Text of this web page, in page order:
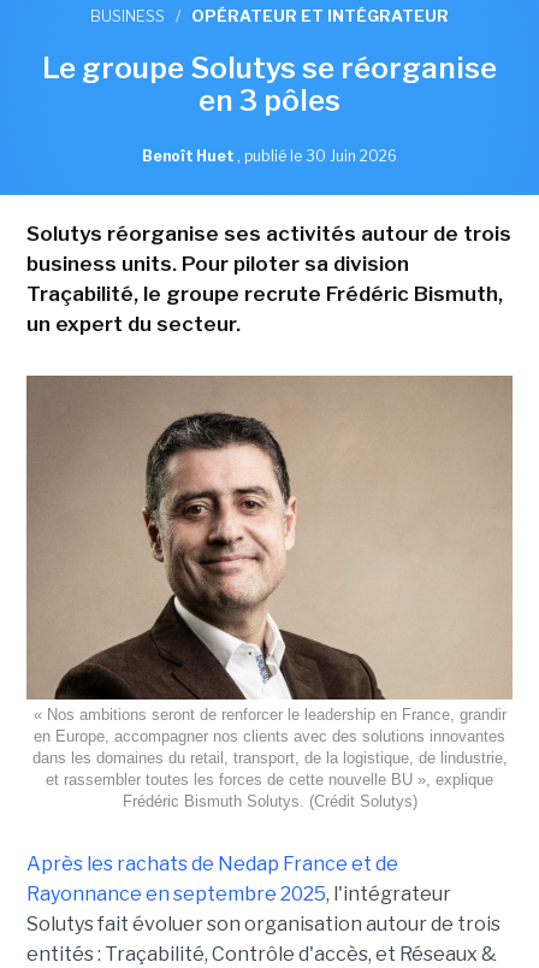
BUSINESS / OPÉRATEUR ET INTÉGRATEUR
Le groupe Solutys se réorganise
en 3 pôles
Benoît Huet , publié le 30 Juin 2026
Solutys réorganise ses activités autour de trois
business units. Pour piloter sa division
Traçabilité, le groupe recrute Frédéric Bismuth,
un expert du secteur.
« Nos ambitions seront de renforcer le leadership en France, grandir
en Europe, accompagner nos clients avec des solutions innovantes
dans les domaines du retail, transport, de la logistique, de lindustrie,
et rassembler toutes les forces de cette nouvelle BU », explique
Frédéric Bismuth Solutys. (Crédit Solutys)
Après les rachats de Nedap France et de
Rayonnance en septembre 2025, l'intégrateur
Solutys fait évoluer son organisation autour de trois
entités : Traçabilité, Contrôle d'accès, et Réseaux &